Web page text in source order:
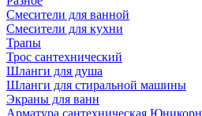
Смесители для ванной
Смесители для кухни
Трапы
Трос сантехнический
Шланги для душа
Шланги для стиральной машины
Экраны для ванн
Арматура сантехническая Юникорн